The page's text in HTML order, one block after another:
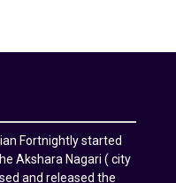
Fortnightly started
Akshara Nagari ( city
and released the